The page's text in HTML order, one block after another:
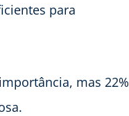
para
mas 22%